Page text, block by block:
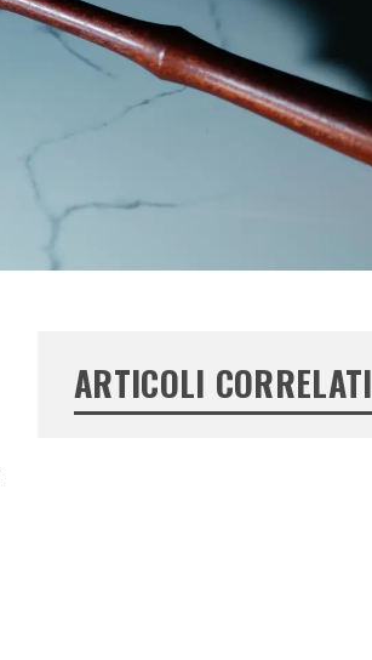
ARTICOLI CORRELATI